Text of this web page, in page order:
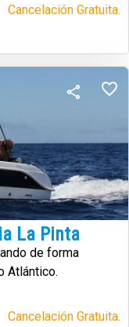
Cancelación Gratuita.
La Pinta
de forma
Atlántico.
Cancelación Gratuita.